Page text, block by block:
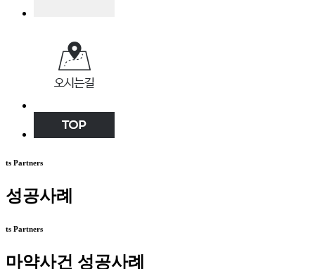
ts Partners
성공사례
ts Partners
마약사건 성공사례